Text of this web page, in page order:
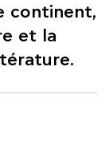
continent,
et la